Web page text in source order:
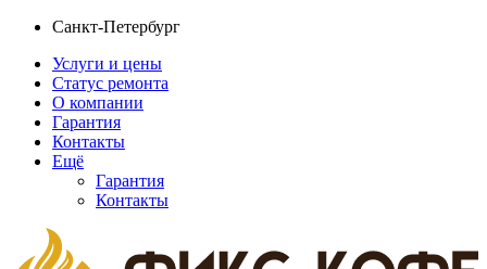
Санкт-Петербург
Услуги и цены
Статус ремонта
О компании
Гарантия
Контакты
Ещё
Гарантия
Контакты